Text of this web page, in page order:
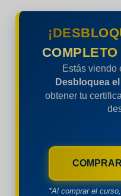
Estás viendo
Desbloquea
obtener tu
*Al comprar el